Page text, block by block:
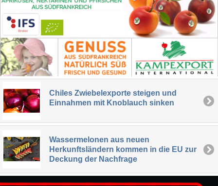
Chiles Zwiebelexporte steigen und
Einnahmen mit Knoblauch sinken
Wassermelonen aus neuen
Herkunftsländern kommen in die EU zur
Deckung der Nachfrage